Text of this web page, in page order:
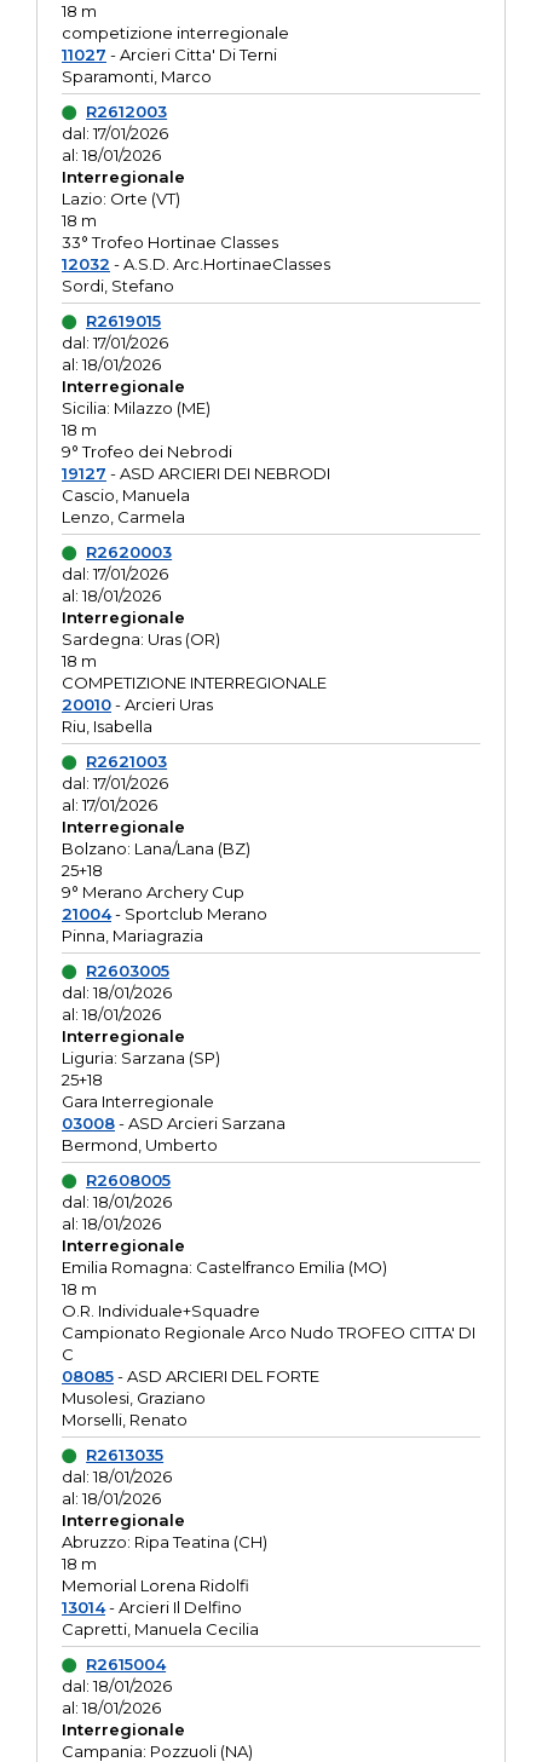
18 m
competizione interregionale
11027 - Arcieri Citta' Di Terni
Sparamonti, Marco
R2612003
dal: 17/01/2026
al: 18/01/2026
Interregionale
Lazio: Orte (VT)
18 m
33° Trofeo Hortinae Classes
12032 - A.S.D. Arc.HortinaeClasses
Sordi, Stefano
R2619015
dal: 17/01/2026
al: 18/01/2026
Interregionale
Sicilia: Milazzo (ME)
18 m
9° Trofeo dei Nebrodi
19127 - ASD ARCIERI DEI NEBRODI
Cascio, Manuela
Lenzo, Carmela
R2620003
dal: 17/01/2026
al: 18/01/2026
Interregionale
Sardegna: Uras (OR)
18 m
COMPETIZIONE INTERREGIONALE
20010- Arcieri Uras
Riu, Isabella
R2621003
dal: 17/01/2026
al: 17/01/2026
Interregionale
Bolzano: Lana/Lana (BZ)
25+18
9° Merano Archery Cup
21004- Sportclub Merano
Pinna, Mariagrazia
R2603005
dal: 18/01/2026
al: 18/01/2026
Interregionale
Liguria: Sarzana (SP)
25+18
Gara Interregionale
03008- ASD Arcieri Sarzana
Bermond, Umberto
R2608005
dal: 18/01/2026
al: 18/01/2026
Interregionale
Emilia Romagna: Castelfranco Emilia (MO)
18 m
O.R. Individuale+Squadre
Campionato Regionale Arco Nudo TROFEO CITTA' DI
C
08085- ASD ARCIERI DEL FORTE
Musolesi, Graziano
Morselli, Renato
R2613035
dal: 18/01/2026
al: 18/01/2026
Interregionale
Abruzzo: Ripa Teatina (CH)
18 m
Memorial Lorena Ridolfi
13014- Arcieri Il Delfino
Capretti, Manuela Cecilia
R2615004
dal: 18/01/2026
al: 18/01/2026
Interregionale
Campania: Pozzuoli (NA)